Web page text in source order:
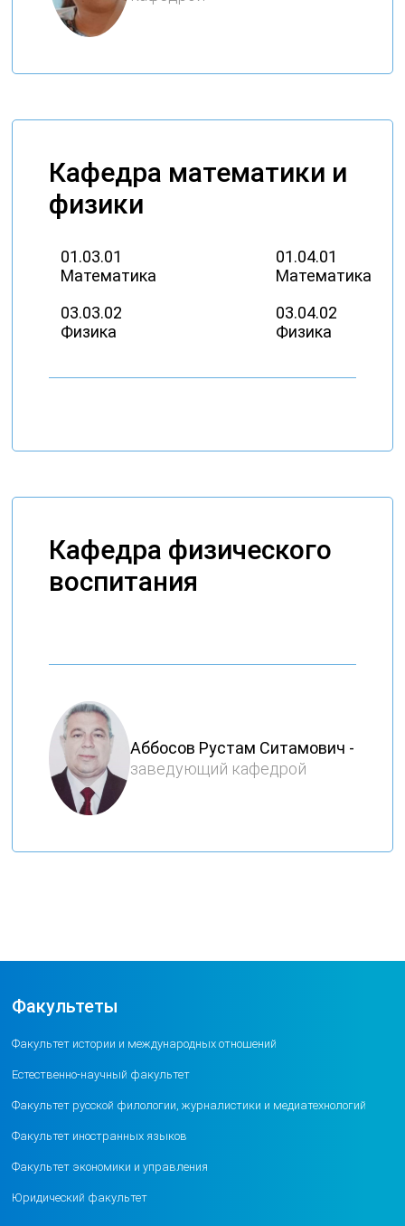
Кафедра математики и
физики
01.03.01
Математика
01.04.01
Математика
03.03.02
Физика
03.04.02
Физика
Кафедра физического
воспитания
Аббосов Рустам Ситамович -
заведующий кафедрой
Факультеты
Факультет истории и международных отношений
Естественно-научный факультет
Факультет русской филологии, журналистики и медиатехнологий
Факультет иностранных языков
Факультет экономики и управления
Юридический факультет